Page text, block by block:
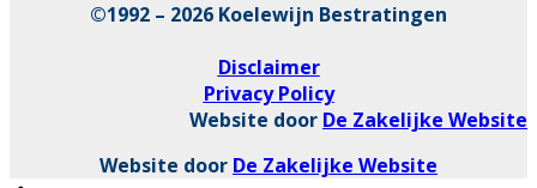
©1992 – 2026 Koelewijn Bestratingen
Disclaimer
Privacy Policy
Website door De Zakelijke Website
Website door De Zakelijke Website